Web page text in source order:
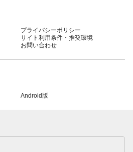
プライバシーポリシー
サイト利用条件・推奨環境
お問い合わせ
Android版